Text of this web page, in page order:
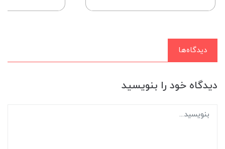
دیدگاه‌ها
دیدگاه خود را بنویسید